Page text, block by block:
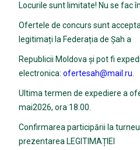
Locurile sunt limitate! Nu se fac
Ofertele de concurs sunt
legitimați la Federația de Șah a
Republicii Moldova și pot fi
electronica: ofertesah@mail.ru.
Ultima termen de expediere a
mai2026, ora 18.00.
Confirmarea participării la
prezentarea LEGITIMAȚIEI